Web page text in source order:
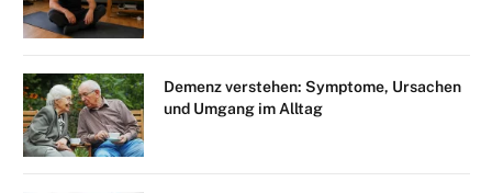
Demenz verstehen: Symptome, Ursachen
und Umgang im Alltag